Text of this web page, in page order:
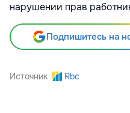
нарушении прав
Подпишитесь на
Источник Rbc